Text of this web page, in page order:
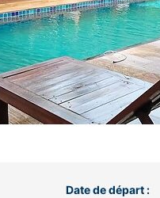
Date de départ :